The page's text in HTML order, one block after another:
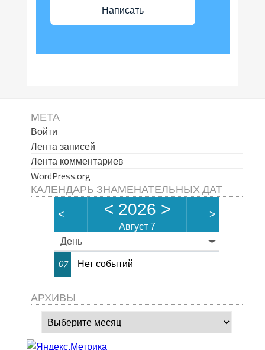
Написать
МЕТА
Войти
Лента записей
Лента комментариев
WordPress.org
КАЛЕНДАРЬ ЗНАМЕНАТЕЛЬНЫХ ДАТ
< < 2026 >
Август 7
>
День
07 Нет событий
АРХИВЫ
Архивы